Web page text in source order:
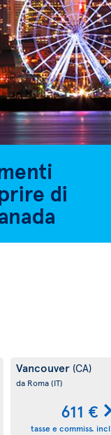
Vancouver (CA)
da Roma(IT)
611 €
tasse e commiss.